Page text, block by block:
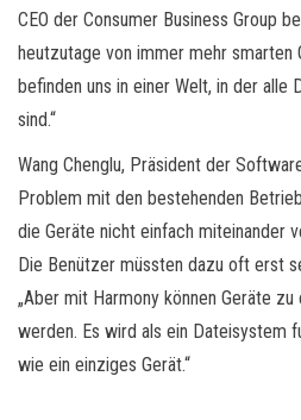
CEO der Consumer Business Group
heutzutage von immer mehr smarten
befinden uns in einer Welt, in der alle
sind.“
Wang Chenglu, Präsident der
Problem mit den bestehenden
die Geräte nicht einfach miteinander
Die Benützer müssten dazu oft erst
„Aber mit Harmony können Geräte
werden. Es wird als ein Dateisystem
wie ein einziges Gerät.“